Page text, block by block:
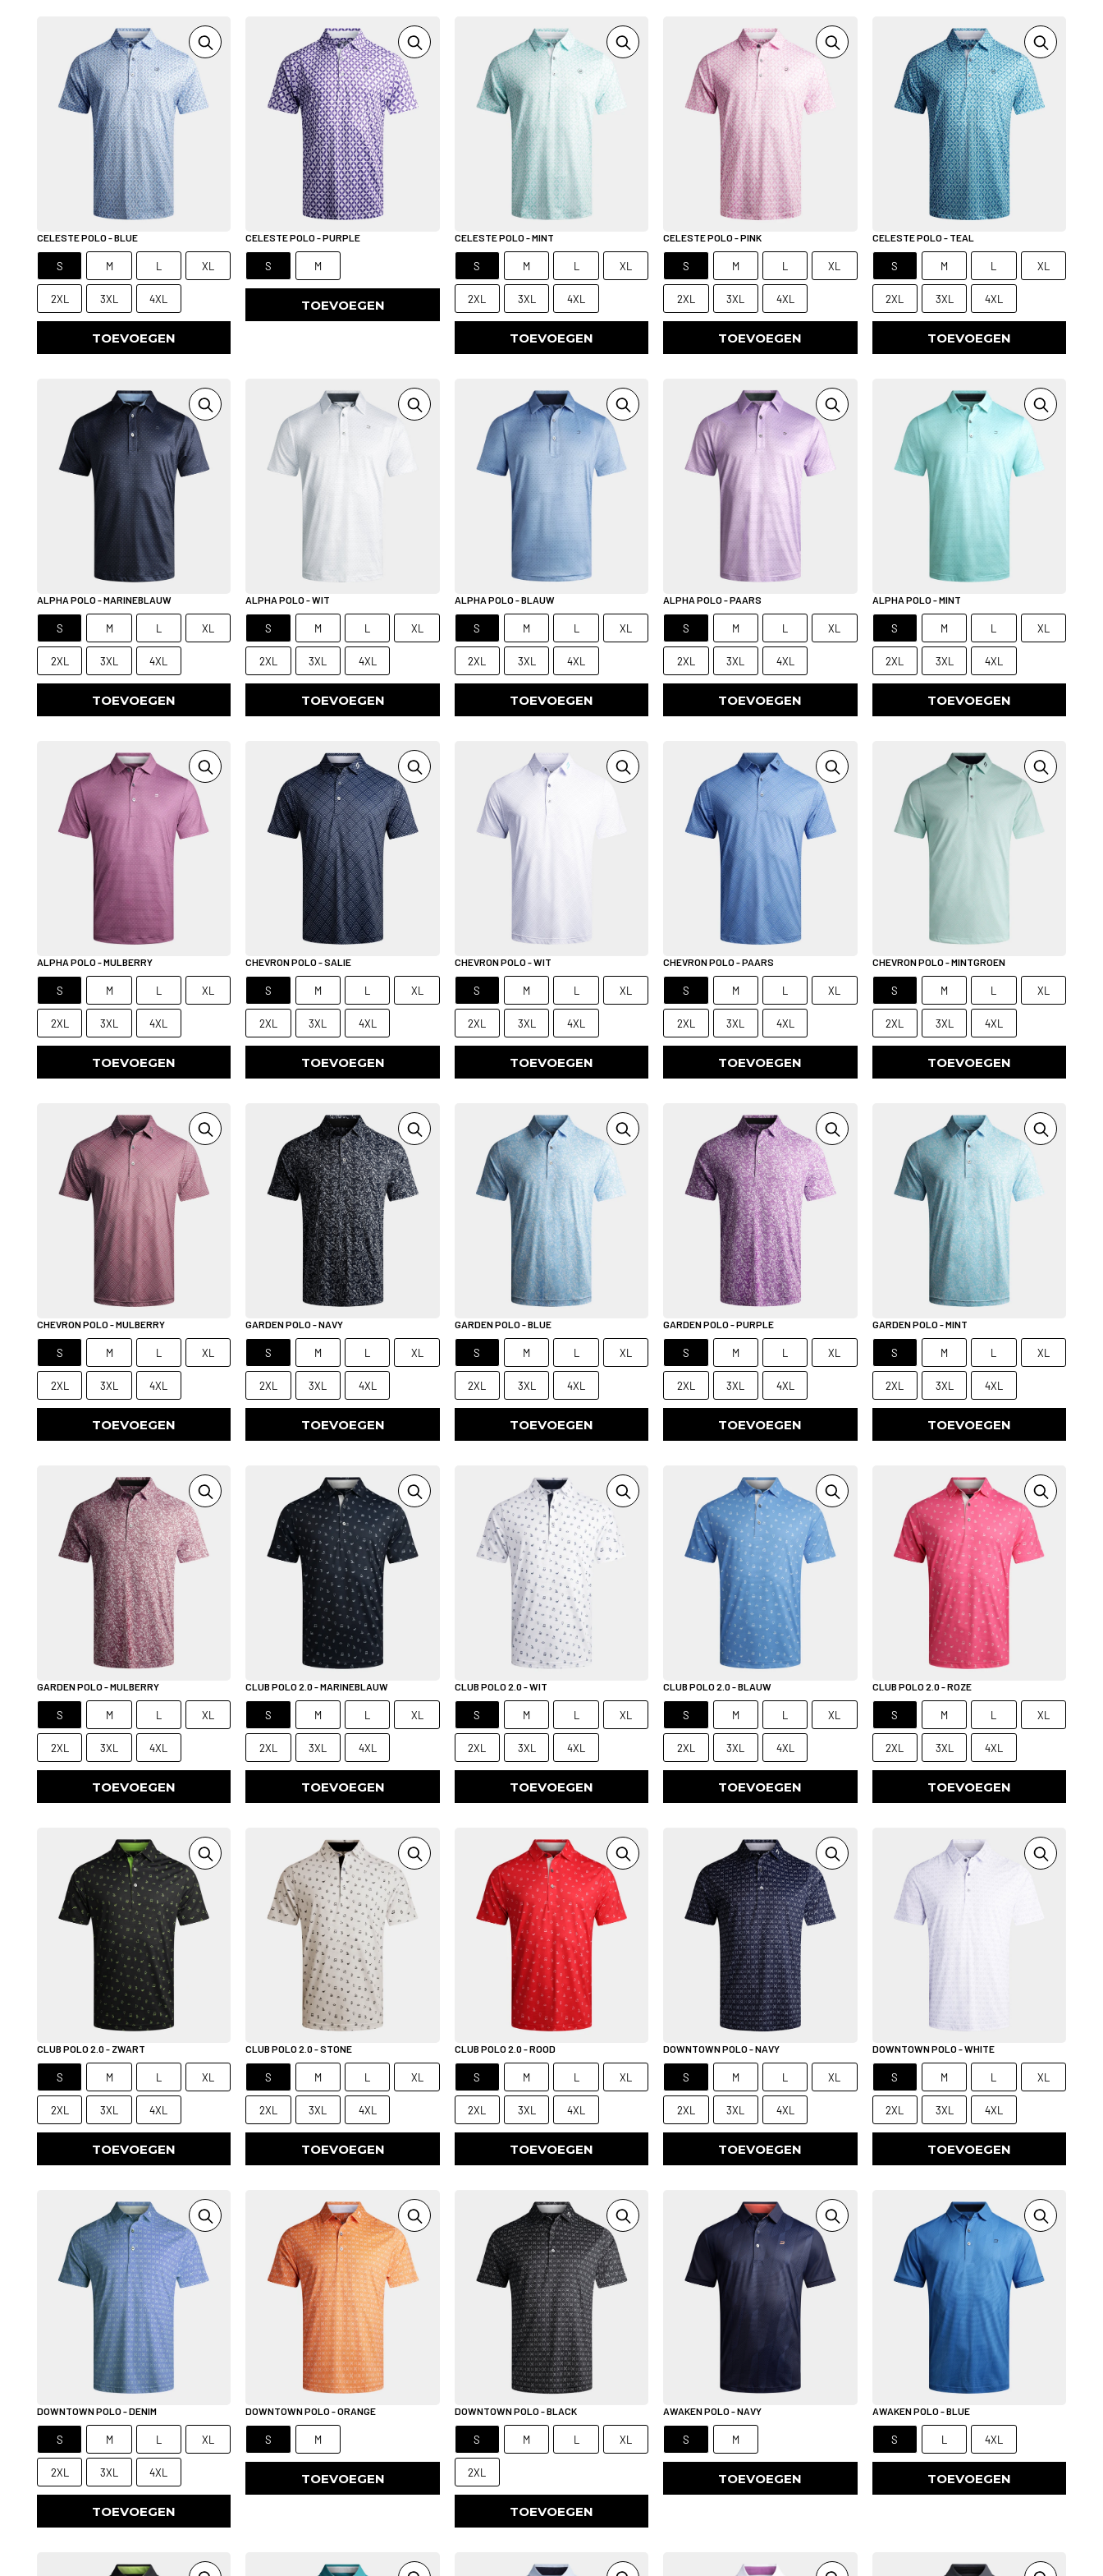
CELESTE POLO - BLUE
S M L XL
2XL 3XL 4XL
TOEVOEGEN
CELESTE POLO - PURPLE
S M
TOEVOEGEN
CELESTE POLO - MINT
S M L XL
2XL 3XL 4XL
TOEVOEGEN
CELESTE POLO - PINK
S M L XL
2XL 3XL 4XL
TOEVOEGEN
CELESTE POLO - TEAL
S M L XL
2XL 3XL 4XL
TOEVOEGEN
ALPHA POLO - MARINEBLAUW
S M L XL
2XL 3XL 4XL
TOEVOEGEN
ALPHA POLO - WIT
S M L XL
2XL 3XL 4XL
TOEVOEGEN
ALPHA POLO - BLAUW
S M L XL
2XL 3XL 4XL
TOEVOEGEN
ALPHA POLO - PAARS
S M L XL
2XL 3XL 4XL
TOEVOEGEN
ALPHA POLO - MINT
S M L XL
2XL 3XL 4XL
TOEVOEGEN
ALPHA POLO - MULBERRY
S M L XL
2XL 3XL 4XL
TOEVOEGEN
CHEVRON POLO - SALIE
S M L XL
2XL 3XL 4XL
TOEVOEGEN
CHEVRON POLO - WIT
S M L XL
2XL 3XL 4XL
TOEVOEGEN
CHEVRON POLO - PAARS
S M L XL
2XL 3XL 4XL
TOEVOEGEN
CHEVRON POLO - MINTGROEN
S M L XL
2XL 3XL 4XL
TOEVOEGEN
CHEVRON POLO - MULBERRY
S M L XL
2XL 3XL 4XL
TOEVOEGEN
GARDEN POLO - NAVY
S M L XL
2XL 3XL 4XL
TOEVOEGEN
GARDEN POLO - BLUE
S M L XL
2XL 3XL 4XL
TOEVOEGEN
GARDEN POLO - PURPLE
S M L XL
2XL 3XL 4XL
TOEVOEGEN
GARDEN POLO - MINT
S M L XL
2XL 3XL 4XL
TOEVOEGEN
GARDEN POLO - MULBERRY
S M L XL
2XL 3XL 4XL
TOEVOEGEN
CLUB POLO 2.0 - MARINEBLAUW
S M L XL
2XL 3XL 4XL
TOEVOEGEN
CLUB POLO 2.0 - WIT
S M L XL
2XL 3XL 4XL
TOEVOEGEN
CLUB POLO 2.0 - BLAUW
S M L XL
2XL 3XL 4XL
TOEVOEGEN
CLUB POLO 2.0 - ROZE
S M L XL
2XL 3XL 4XL
TOEVOEGEN
CLUB POLO 2.0 - ZWART
S M L XL
2XL 3XL 4XL
TOEVOEGEN
CLUB POLO 2.0 - STONE
S M L XL
2XL 3XL 4XL
TOEVOEGEN
CLUB POLO 2.0 - ROOD
S M L XL
2XL 3XL 4XL
TOEVOEGEN
DOWNTOWN POLO - NAVY
S M L XL
2XL 3XL 4XL
TOEVOEGEN
DOWNTOWN POLO - WHITE
S M L XL
2XL 3XL 4XL
TOEVOEGEN
DOWNTOWN POLO - DENIM
S M L XL
2XL 3XL 4XL
TOEVOEGEN
DOWNTOWN POLO - ORANGE
S M
TOEVOEGEN
DOWNTOWN POLO - BLACK
S M L XL
2XL
TOEVOEGEN
AWAKEN POLO - NAVY
S M
TOEVOEGEN
AWAKEN POLO - BLUE
S L 4XL
TOEVOEGEN